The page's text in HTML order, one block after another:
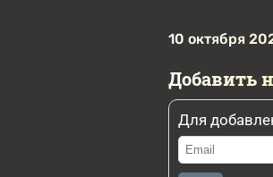
10 октября
Добавить
Для